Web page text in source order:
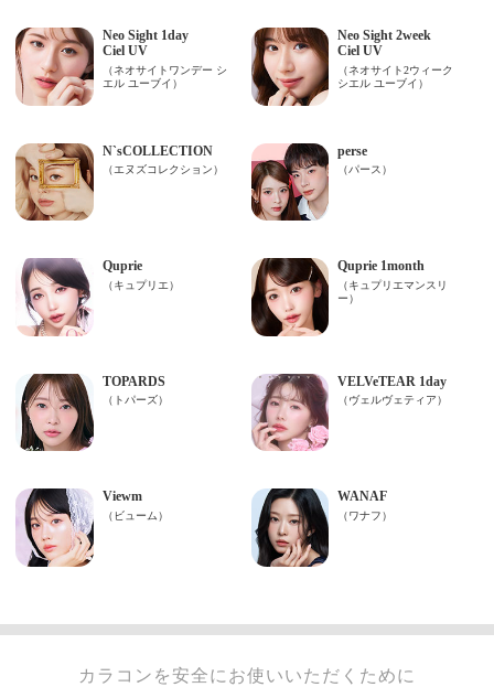
カラコンを安全にお使いいただくために